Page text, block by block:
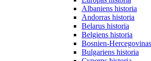
Albaniens historia
Andorras historia
Belarus historia
Belgiens historia
Bosnien-
Bulgariens historia